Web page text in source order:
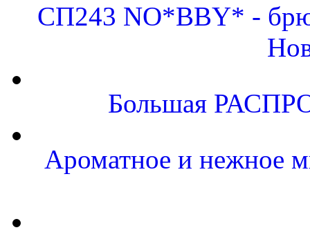
СП243 NO*BBY* -
Большая
Ароматное и нежное